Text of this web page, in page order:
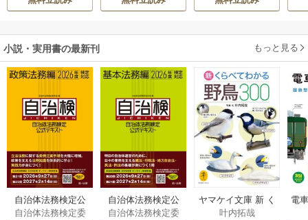
小説・実用書の最新刊 もっと見る
自治体法務検定公
式テキスト 政策
自治体法務検定委
自治体法務検定公
式テキスト 基本
自治体法務検定委
ヤマケイ文庫 新 く
らべてわかる野鳥3
叶内拓哉
電